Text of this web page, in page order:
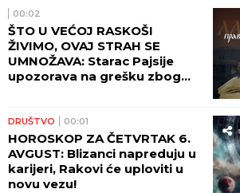
00:02
ŠTO U VEĆOJ RASKOŠI
ŽIVIMO, OVAJ STRAH SE
UMNOŽAVA: Starac Pajsije
upozorava na grešku zbog
DRUŠTVO 00:01
HOROSKOP ZA ČETVRTAK 6.
AVGUST: Blizanci napreduju u
karijeri, Rakovi će uploviti u
novu vezu!